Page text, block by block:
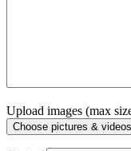
Upload images (max
Choose pictures & videos